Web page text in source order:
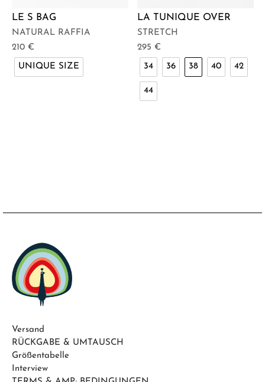
LE S BAG
NATURAL RAFFIA
210 €
UNIQUE SIZE
LA TUNIQUE OVER
STRETCH
295 €
34 36 38 40 42
44
Versand
RÜCKGABE & UMTAUSCH
Größentabelle
Interview